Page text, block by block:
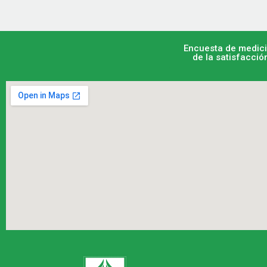
Encuesta de
de la